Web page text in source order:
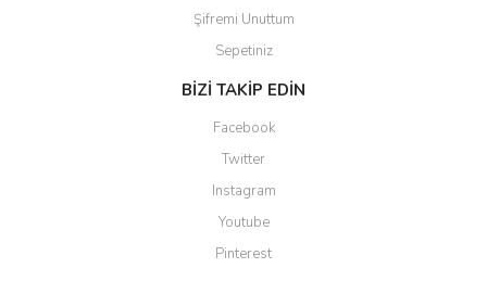
Şifremi Unuttum
Sepetiniz
BİZİ TAKİP EDİN
Facebook
Twitter
Instagram
Youtube
Pinterest